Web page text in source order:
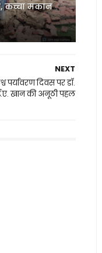
कच्चा मकान
NEXT
पर्यावरण दिवस पर डॉ.
खान की अनूठी पहल